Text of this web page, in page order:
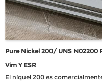
Pure Nickel 200/ UNS N02200
Vim Y ESR
El níquel 200 es